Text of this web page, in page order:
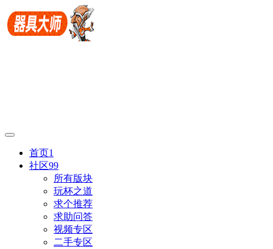
首页1
社区99
所有版块
玩杯之道
求个推荐
求助问答
视频专区
二手专区